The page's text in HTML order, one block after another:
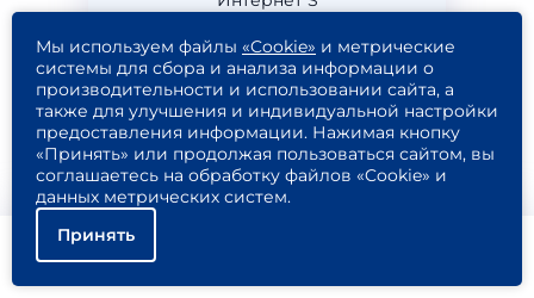
550
₽/МЕС
Подробнее
75
мбит/с
Мы используем файлы «Cookie» и метрические
системы для сбора и анализа информации о
производительности и использовании сайта, а
также для улучшения и индивидуальной настройки
предоставления информации. Нажимая кнопку
«Принять» или продолжая пользоваться сайтом, вы
соглашаетесь на обработку файлов «Cookie» и
данных метрических систем.
Принять